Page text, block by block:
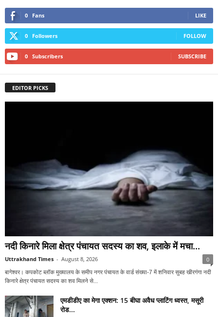
0 Fans LIKE
0 Followers FOLLOW
0 Subscribers SUBSCRIBE
EDITOR PICKS
नदी किनारे मिला क्षेत्र पंचायत सदस्य का शव, इलाके में मचा...
Uttrakhand Times - August 8, 2026 0
बागेश्वर। कपकोट ब्लॉक मुख्यालय के समीप नगर पंचायत के वार्ड संख्या-7 में शनिवार सुबह खीरगंगा नदी
किनारे क्षेत्र पंचायत सदस्य का शव मिलने से...
एमडीडीए का मेगा एक्शन: 15 बीघा अवैध प्लाटिंग ध्वस्त, मसूरी
रोड...